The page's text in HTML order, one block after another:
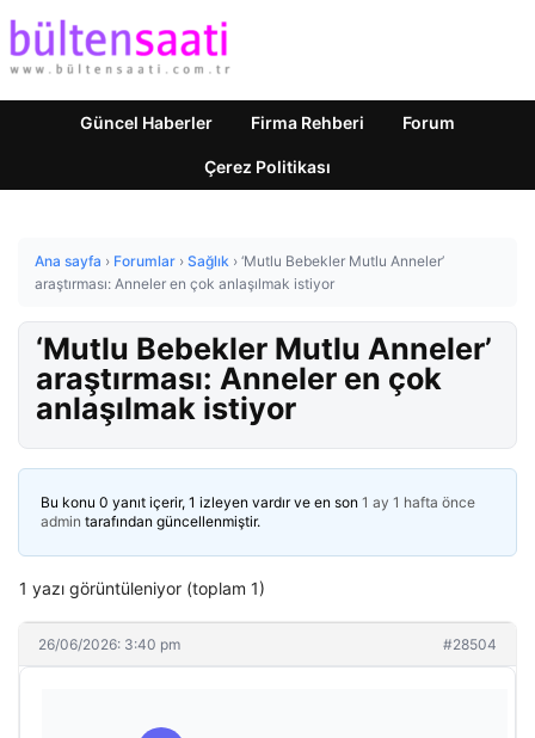
Güncel Haberler Firma Rehberi Forum
Çerez Politikası
Ana sayfa › Forumlar › Sağlık › ‘Mutlu Bebekler Mutlu Anneler’
araştırması: Anneler en çok anlaşılmak istiyor
‘Mutlu Bebekler Mutlu Anneler’
araştırması: Anneler en çok
anlaşılmak istiyor
Bu konu 0 yanıt içerir, 1 izleyen vardır ve en son 1 ay 1 hafta önce
admin tarafından güncellenmiştir.
1 yazı görüntüleniyor (toplam 1)
26/06/2026: 3:40 pm #28504